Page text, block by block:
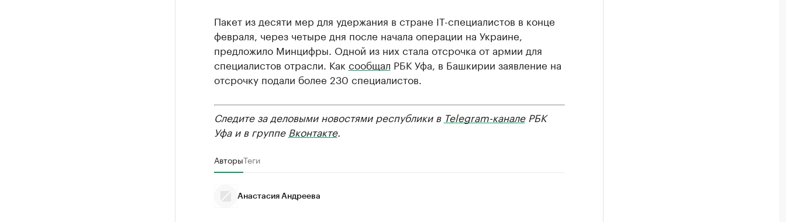
Пакет из десяти мер для удержания в стране IT-специалистов в конце
февраля, через четыре дня после начала операции на Украине,
предложило Минцифры. Одной из них стала отсрочка от армии для
специалистов отрасли. Как сообщал РБК Уфа, в Башкирии заявление на
отсрочку подали более 230 специалистов.
Следите за деловыми новостями республики в Telegram-каналеРБК
Уфа и в группе Вконтакте.
АвторыТеги
Анастасия Андреева